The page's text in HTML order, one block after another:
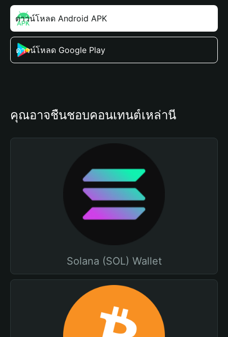
ดาวน์โหลด Android APK
ดาวน์โหลด Google Play
คุณอาจชื่นชอบคอนเทนต์เหล่านี้
Solana (SOL) Wallet